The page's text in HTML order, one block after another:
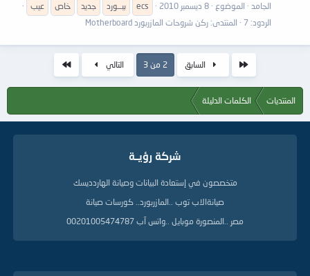
الجامد
الموضوع 8 ديسمبر 2010 ecs ببــورد جديد خاص
عيب
الردود: 7
المنتدى: ركن شروحات المازربورد Motherboard
السابق 2 من 3 التالي
المنتديات الكلمات الدليلة
شركة رؤيــة
متخصصون في إستعادة البيانات وصيانة الهاردديسك
صيانةالاب توب ..المازربورد.. كورسات صيانة
مصر ..المنصورة موبايل ..واتس آب 00201005474787